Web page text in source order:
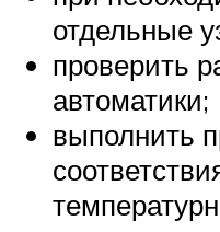
отдельные
проверить
автоматики;
выполнить